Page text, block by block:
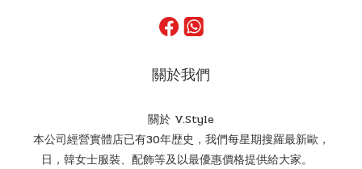
關於我們
關於 V.Style
本公司經營實體店已有30年歴史，我們每星期搜羅最新歐，
日，韓女士服裝、配飾等及以最優惠價格提供給大家。